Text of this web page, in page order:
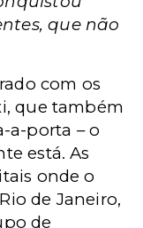
que não
com os
que também
a-porta – o
está. As
onde o
de Janeiro,
de